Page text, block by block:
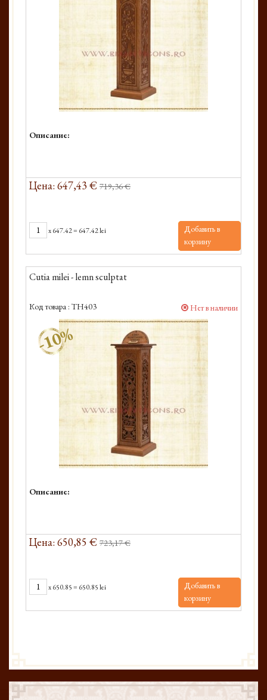
Описание:
Цена: 647,43 € 719,36 €
x647.42= 647.42 lei
Добавить в
корзину
Cutia milei - lemn sculptat
Код товара : TH403 Нет в наличии
-10%
Описание:
Цена: 650,85 € 723,17 €
x650.85= 650.85 lei
Добавить в
корзину